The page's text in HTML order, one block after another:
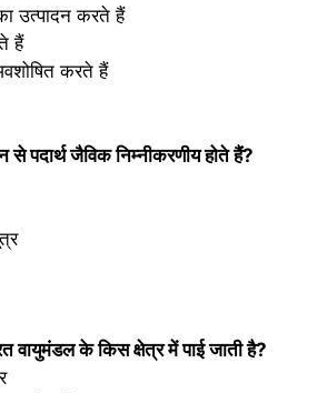
उत्पादन करते हैं
हैं
करते हैं
से पदार्थ जैविक निम्नीकरणीय होते हैं?
वायुमंडल के किस क्षेत्र में पाई जाती है?